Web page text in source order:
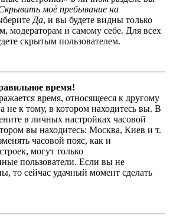
моё пребывание на
Да, и вы будете видны только
модераторам и самому себе. Для всех
скрытым пользователем.
время!
время, относящееся к другому
не к тому, в котором находитесь вы. В
в личных настройках часовой
вы находитесь: Москва, Киев и т.
часовой пояс, как и
могут только
пользователи. Если вы не
то сейчас удачный момент сделать